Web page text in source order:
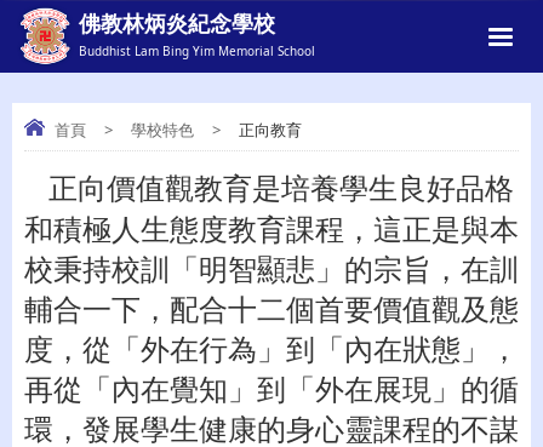
佛教林炳炎紀念學校
Buddhist Lam Bing Yim Memorial School
正向教育
首頁 > 學校特色 > 正向教育
正向價值觀教育是培養學生良好品格
和積極人生態度教育課程，這正是與本
校秉持校訓「明智顯悲」的宗旨，在訓
輔合一下，配合十二個首要價值觀及態
度，從「外在行為」到「內在狀態」，
再從「內在覺知」到「外在展現」的循
環，發展學生健康的身心靈課程的不謀